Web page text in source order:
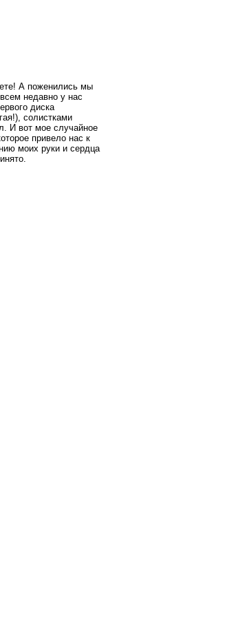
А поженились мы
недавно у нас
диска
солистками
И вот мое случайное
привело нас к
моих руки и сердца